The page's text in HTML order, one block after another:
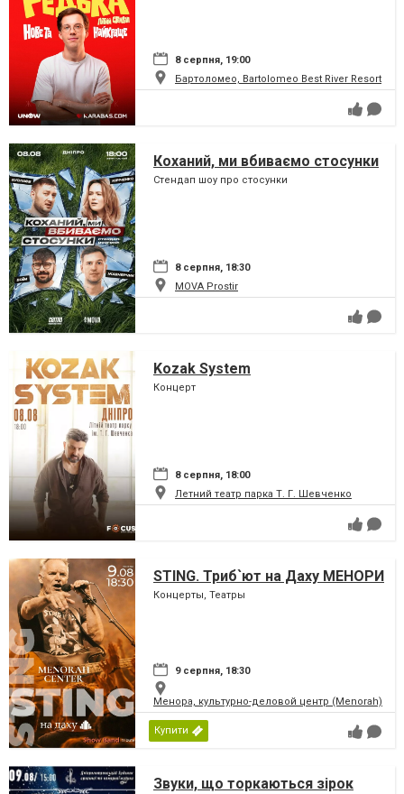
8 серпня, 19:00
Бартоломео, Bartolomeo Best River Resort
Коханий, ми вбиваємо стосунки
Стендап шоу про стосунки
8 серпня, 18:30
MOVA Рrostir
Kozak System
Концерт
8 серпня, 18:00
Летний театр парка Т. Г. Шевченко
STING. Триб`ют на Даху МЕНОРИ
Концерты, Театры
9 серпня, 18:30
Менора, культурно-деловой центр (Menorah)
Купити
Звуки, що торкаються зірок